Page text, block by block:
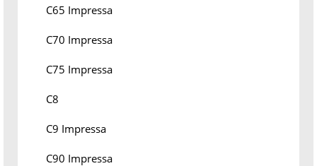
C65 Impressa
C70 Impressa
C75 Impressa
C8
C9 Impressa
C90 Impressa